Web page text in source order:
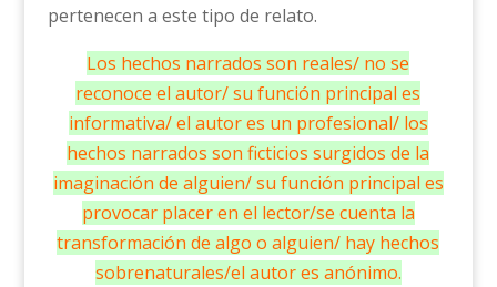
pertenecen a este tipo de relato.
Los hechos narrados son reales/ no se
reconoce el autor/ su función principal es
informativa/ el autor es un profesional/ los
hechos narrados son ficticios surgidos de la
imaginación de alguien/ su función principal es
provocar placer en el lector/se cuenta la
transformación de algo o alguien/ hay hechos
sobrenaturales/el autor es anónimo.